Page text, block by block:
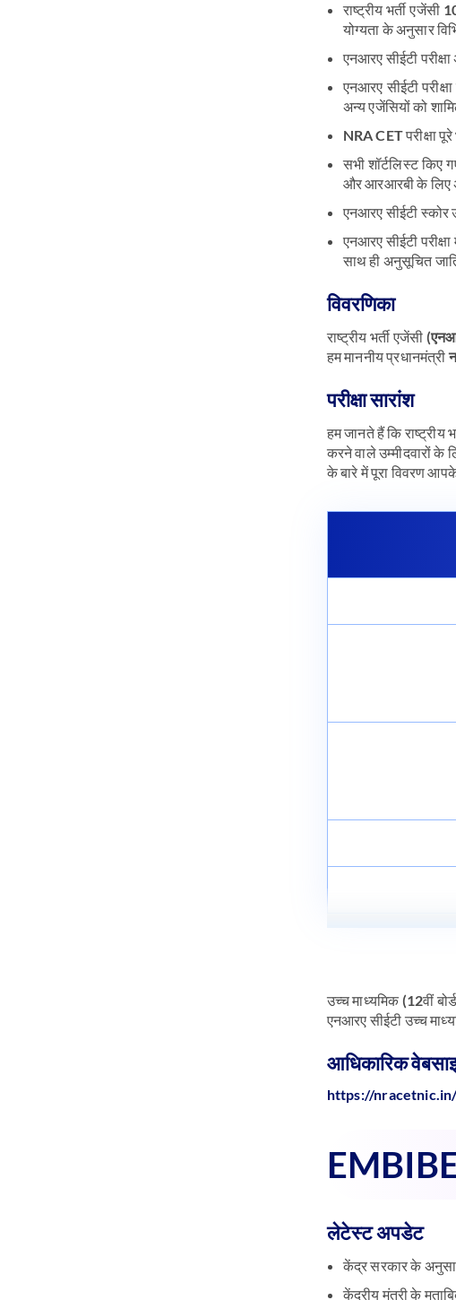
राष्ट्रीय भर्ती एजेंसी
योग्यता के अनुसार
एनआरए सीईटी
एनआरए सीईटी
अन्य एजेंसियों को
NRA CET परीक्षा
सभी शॉर्टलिस्ट किए
और आरआरबी के लिए
एनआरए सीईटी स्कोर
एनआरए सीईटी
साथ ही अनुसूचित
विवरणिका
राष्ट्रीय भर्ती एजेंसी (
हम माननीय प्रधानमंत्री
परीक्षा सारांश
हम जानते हैं कि
करने वाले उम्मीदवारों के
के बारे में पूरा विवरण
उच्च माध्यमिक (12वीं
एनआरए सीईटी उच्च
आधिकारिक
https://
EMBIBE
लेटेस्ट अपडेट
केंद्र सरकार के
केंद्रीय मंत्री के